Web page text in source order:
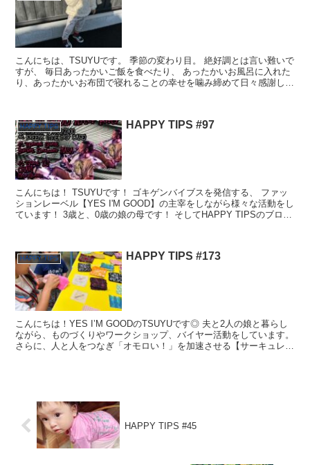
こんにちは、TSUYUです。 季節の変わり目。 絶好調とは言い難いで
すが、 毎日あったかいご飯を食べたり、 あったかいお風呂に入れた
り、あったかいお布団で寝れることの幸せを噛み締めて日々感謝して
HAPPY TIPS HAPPY TIPS #97
こんにちは！ TSUYUです！ ゴキゲンバイブスを発信する、 ファッ
ションレーベル【YES I'M GOOD】の主宰をしながら様々な活動をし
ています！ 3歳と、0歳の娘の母です！ そしてHAPPY TIPSのブログ
HAPPY TIPS HAPPY TIPS #173
こんにちは！YES I’M GOODのTSUYUです◎ 夫と2人の娘と暮らし
ながら、ものづくりやワークショップ、バイヤー活動をしています。
さらに、人と人をつなぎ「オモロい！」を加速させる【サーキュレー
HAPPY TIPS #45